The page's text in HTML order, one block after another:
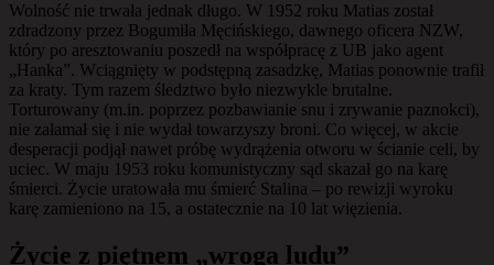
Wolność nie trwała jednak długo. W 1952 roku Matias został
zdradzony przez Bogumiła Męcińskiego, dawnego oficera NZW,
który po aresztowaniu poszedł na współpracę z UB jako agent
„Hanka”. Wciągnięty w podstępną zasadzkę, Matias ponownie trafił
za kraty. Tym razem śledztwo było niezwykle brutalne.
Torturowany (m.in. poprzez pozbawianie snu i zrywanie paznokci),
nie załamał się i nie wydał towarzyszy broni. Co więcej, w akcie
desperacji podjął nawet próbę wydrążenia otworu w ścianie celi, by
uciec. W maju 1953 roku komunistyczny sąd skazał go na karę
śmierci. Życie uratowała mu śmierć Stalina – po rewizji wyroku
karę zamieniono na 15, a ostatecznie na 10 lat więzienia.
Życie z piętnem „wroga ludu”